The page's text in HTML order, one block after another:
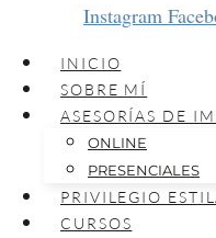
Instagram
INICIO
SOBRE MÍ
ASESORÍAS DE
ONLINE
PRESENCIALES
PRIVILEGIO
CURSOS